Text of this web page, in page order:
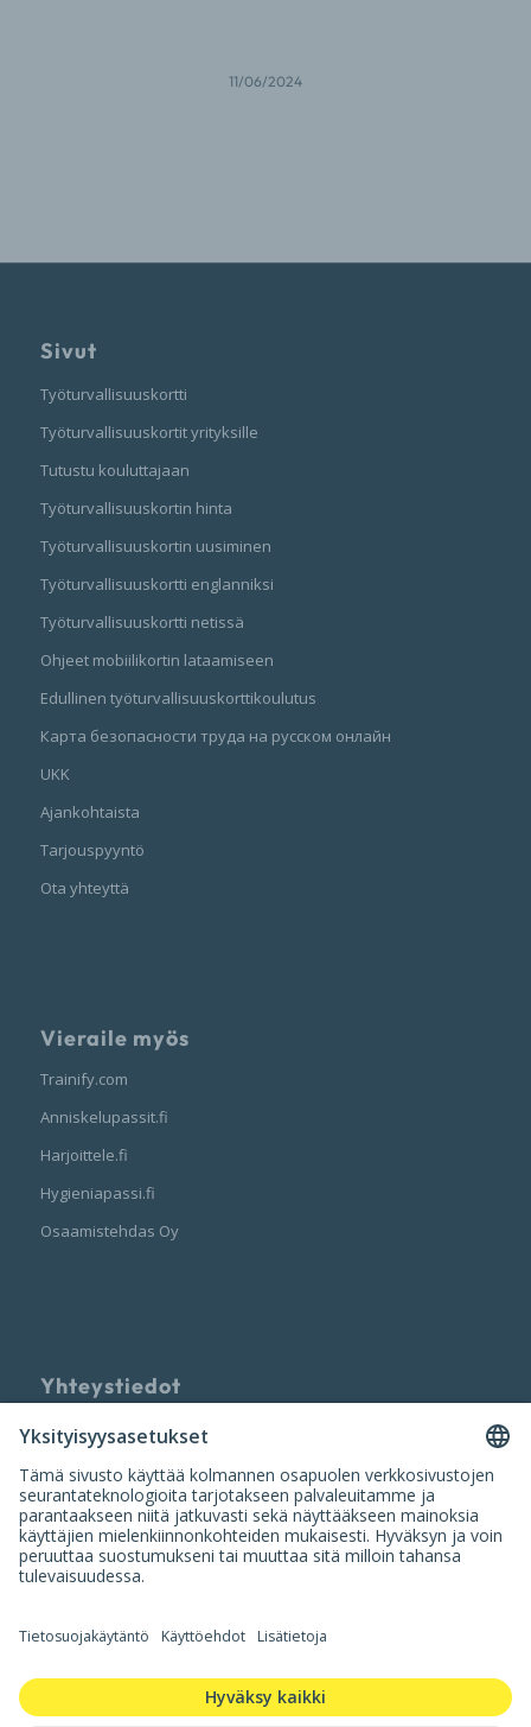
11/06/2024
Sivut
Työturvallisuuskortti
Työturvallisuuskortit yrityksille
Tutustu kouluttajaan
Työturvallisuuskortin hinta
Työturvallisuuskortin uusiminen
Työturvallisuuskortti englanniksi
Työturvallisuuskortti netissä
Ohjeet mobiilikortin lataamiseen
Edullinen työturvallisuuskorttikoulutus
Карта безопасности труда на русском онлайн
UKK
Ajankohtaista
Tarjouspyyntö
Ota yhteyttä
Vieraile myös
Trainify.com
Anniskelupassit.fi
Harjoittele.fi
Hygieniapassi.fi
Osaamistehdas Oy
Yhteystiedot
Palvelun tarjoaa
Nuumi Oy
info@nuumi.fi
P. 010 200 2250 (ark. 10-14)
Y-tunnus: 3420554-9